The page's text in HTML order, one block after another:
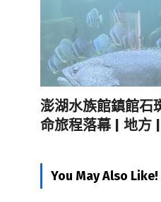
澎湖水族館鎮館石
命旅程落幕 | 地方
You May Also Like!